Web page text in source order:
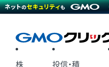
株
投信・積